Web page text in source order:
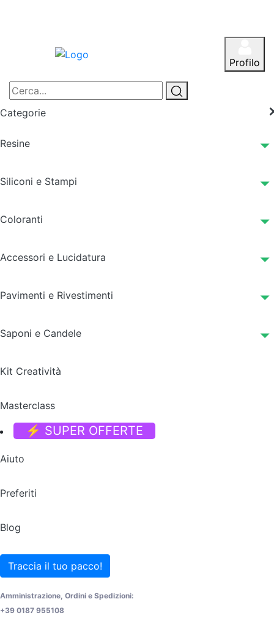
Profilo
Categorie
Resine
Siliconi e Stampi
Coloranti
Accessori e Lucidatura
Pavimenti e Rivestimenti
Saponi e Candele
Kit Creatività
Masterclass
⚡ SUPER OFFERTE
Aiuto
Preferiti
Blog
Traccia il tuo pacco!
Amministrazione, Ordini e Spedizioni:
+39 0187 955108